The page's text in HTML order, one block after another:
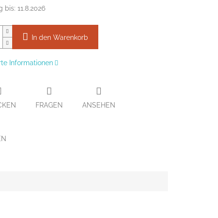
bis: 11.8.2026
In den Warenkorb
Informationen
FRAGEN ANSEHEN